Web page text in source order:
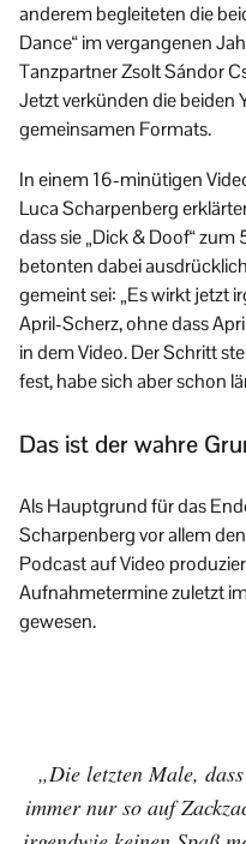
anderem begleiteten die
Dance“ im vergangenen
Tanzpartner Zsolt Sándor
Jetzt verkünden die beiden
gemeinsamen Formats.
In einem 16-minütigen
Luca Scharpenberg
dass sie „Dick & Doof“
betonten dabei
gemeint sei: „Es wirkt jetzt
April-Scherz, ohne dass
in dem Video. Der Schritt
fest, habe sich aber schon
Das ist der wahre
Als Hauptgrund für das
Scharpenberg vor allem
Podcast auf Video
Aufnahmetermine zuletzt
gewesen.
„Die letzten Male,
immer nur so auf